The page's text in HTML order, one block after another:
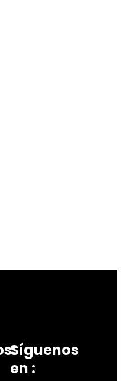
Síguenos
en :